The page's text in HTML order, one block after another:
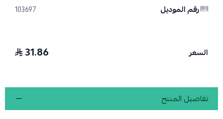
رقم الموديل 103697
السعر 31.86
تفاصيل المنتج